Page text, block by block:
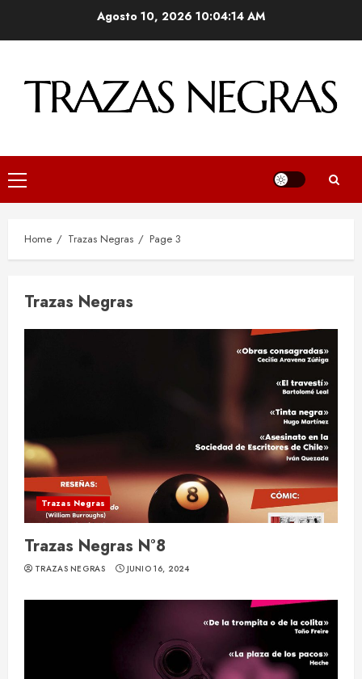
Agosto 10, 2026 10:04:15 AM
Primary
Menu
Home Trazas Negras Page 3
Trazas Negras
Trazas Negras
Trazas Negras N°8
TRAZAS NEGRAS JUNIO 16, 2024